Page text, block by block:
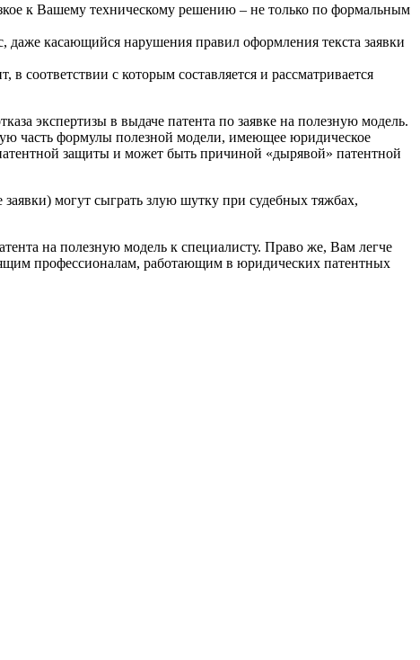
к Вашему техническому решению – не только по формальным
даже касающийся нарушения правил оформления текста заявки
соответствии с которым составляется и рассматривается
экспертизы в выдаче патента по заявке на полезную модель.
часть формулы полезной модели, имеющее юридическое
защиты и может быть причиной «дырявой» патентной
могут сыграть злую шутку при судебных тяжбах,
на полезную модель к специалисту. Право же, Вам легче
профессионалам, работающим в юридических патентных